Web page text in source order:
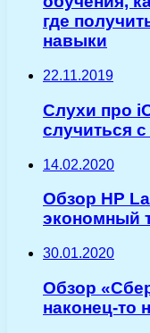
где
навыки
22.11.2019
Слухи про
случиться
14.02.2020
Обзор HP
экономный
30.01.2020
Обзор
наконец-то